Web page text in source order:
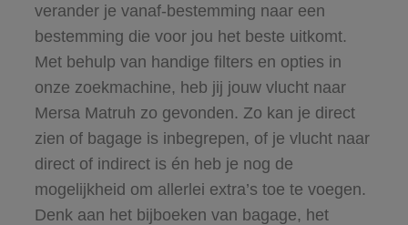
verander je vanaf-bestemming naar een
bestemming die voor jou het beste uitkomt.
Met behulp van handige filters en opties in
onze zoekmachine, heb jij jouw vlucht naar
Mersa Matruh zo gevonden. Zo kan je direct
zien of bagage is inbegrepen, of je vlucht naar
direct of indirect is én heb je nog de
mogelijkheid om allerlei extra’s toe te voegen.
Denk aan het bijboeken van bagage, het